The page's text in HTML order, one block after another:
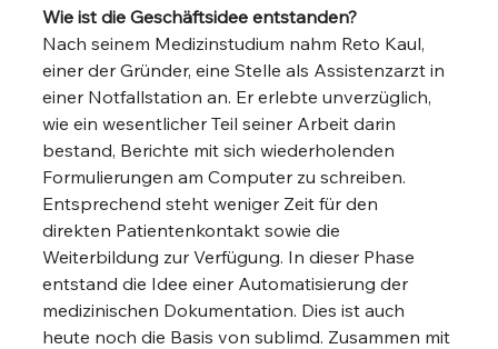
Wie ist die Geschäftsidee entstanden?
Nach seinem Medizinstudium nahm Reto Kaul,
einer der Gründer, eine Stelle als Assistenzarzt in
einer Notfallstation an. Er erlebte unverzüglich,
wie ein wesentlicher Teil seiner Arbeit darin
bestand, Berichte mit sich wiederholenden
Formulierungen am Computer zu schreiben.
Entsprechend steht weniger Zeit für den
direkten Patientenkontakt sowie die
Weiterbildung zur Verfügung. In dieser Phase
entstand die Idee einer Automatisierung der
medizinischen Dokumentation. Dies ist auch
heute noch die Basis von sublimd. Zusammen mit